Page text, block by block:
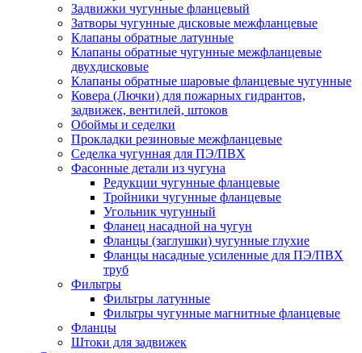
Задвижки чугунные фланцевый
Затворы чугунные дисковые межфланцевые
Клапаны обратные латунные
Клапаны обратные чугунные межфланцевые
двухдисковые
Клапаны обратные шаровые фланцевые чугунные
Ковера (Лючки) для пожарных гидрантов,
задвижек, вентилей, штоков
Обоймы и седелки
Прокладки резиновые межфланцевые
Седелка чугунная для ПЭ/ПВХ
Фасонные детали из чугуна
Редукции чугунные фланцевые
Тройники чугунные фланцевые
Угольник чугунный
Фланец насадной на чугун
Фланцы (заглушки) чугунные глухие
Фланцы насадные усиленные для ПЭ/ПВХ
труб
Фильтры
Фильтры латунные
Фильтры чугунные магнитные фланцевые
Фланцы
Штоки для задвижек